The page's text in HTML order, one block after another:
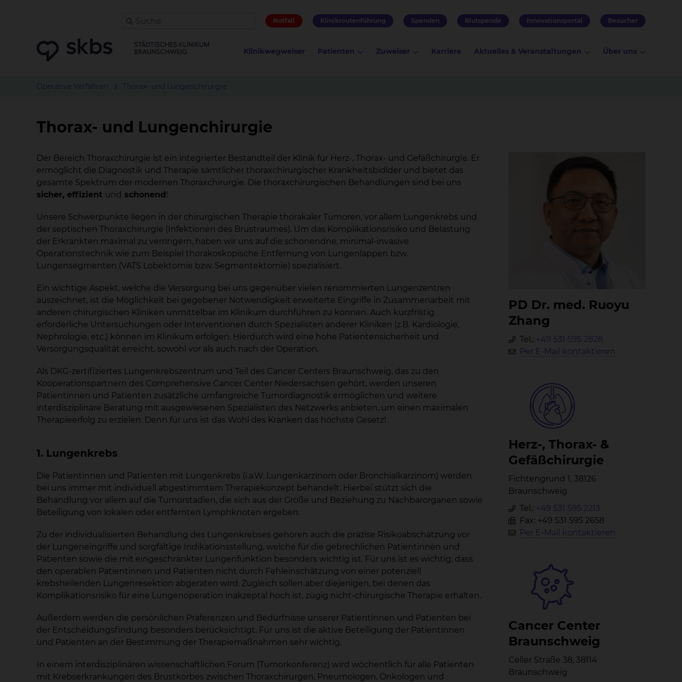
Notfall Klinikroutenführung Spenden Blutspende Innovationsportal Besucher
Klinikwegweiser Patienten Zuweiser Karriere Aktuelles & Veranstaltungen Über uns
Operative Verfahren Thorax- und Lungenchirurgie
Thorax- und Lungenchirurgie
PD Dr. med. Ruoyu
Zhang
Tel.: +49 531 595 2828
Per E-Mail kontaktieren
Herz-, Tho­rax- &
Ge­fäß­chir­ur­gie
Fichtengrund 1, 38126
Braunschweig
Tel.: +49 531 595 2213
Fax: +49 531 595 2658
Per E-Mail kontaktieren
Can­cer Cen­ter
Braun­schweig
Celler Straße 38, 38114
Braunschweig
Der Bereich Thoraxchirurgie ist ein integrierter Bestandteil der Klinik für Herz-, Thorax- und Gefäßchirurgie. Er
ermöglicht die Diagnostik und Therapie sämtlicher thoraxchirurgischer Krankheitsbidlder und bietet das
gesamte Spektrum der modernen Thoraxchirurgie. Die thoraxchirurgischen Behandlungen sind bei uns
sicher, effizient und schonend!
Unsere Schwerpunkte liegen in der chirurgischen Therapie thorakaler Tumoren, vor allem Lungenkrebs und
der septischen Thoraxchirurgie (Infektionen des Brustraumes). Um das Komplikationsrisiko und Belastung
der Erkrankten maximal zu verringern, haben wir uns auf die schonendne, minimal-invasive
Operationstechnik wie zum Beispiel thorakoskopische Entfernung von Lungenlappen bzw.
Lungensegmenten (VATS Lobektomie bzw. Segmentektomie) spezialisiert.
Ein wichtige Aspekt, welche die Versorgung bei uns gegenüber vielen renommierten Lungenzentren
auszeichnet, ist die Möglichkeit bei gegebener Notwendigkeit erweiterte Eingriffe in Zusammenarbeit mit
anderen chirurgischen Kliniken unmittelbar im Klinikum durchführen zu können. Auch kurzfristig
erforderliche Untersuchungen oder Interventionen durch Spezialisten anderer Kliniken (z.B. Kardiologie,
Nephrologie, etc.) können im Klinikum erfolgen. Hierdurch wird eine hohe Patientensicherheit und
Versorgungsqualität erreicht, sowohl vor als auch nach der Operation.
Als DKG-zertifiziertes Lungenkrebszentrum und Teil des Cancer Centers Braunschweig, das zu den
Kooperationspartnern des Comprehensive Cancer Center Niedersachsen gehört, werden unseren
Patientinnen und Patienten zusätzliche umfangreiche Tumordiagnostik ermöglichen und weitere
interdisziplinäre Beratung mit ausgewiesenen Spezialisten des Netzwerks anbieten, um einen maximalen
Therapieerfolg zu erzielen. Denn für uns ist das Wohl des Kranken das höchste Gesetz!
1. Lungenkrebs
Die Patientinnen und Patienten mit Lungenkrebs (i.a.W. Lungenkarzinom oder Bronchialkarzinom) werden
bei uns immer mit individuell abgestimmtem Therapiekonzept behandelt. Hierbei stützt sich die
Behandlung vor allem auf die Tumorstadien, die sich aus der Größe und Beziehung zu Nachbarorganen sowie
Beteiligung von lokalen oder entfernten Lymphknoten ergeben.
Zu der individualisierten Behandlung des Lungenkrebses gehören auch die präzise Risikoabschätzung vor
der Lungeneingriffe und sorgfältige Indikationsstellung, welche für die gebrechlichen Patientinnen und
Patienten sowie die mit eingeschränkter Lungenfunktion besonders wichtig ist. Für uns ist es wichtig, dass
den operablen Patientinnen und Patienten nicht durch Fehleinschätzung von einer potenziell
krebsheilenden Lungenresektion abgeraten wird. Zugleich sollen aber diejenigen, bei denen das
Komplikationsrisiko für eine Lungenoperation inakzeptal hoch ist, zügig nicht-chirurgische Therapie erhalten.
Außerdem werden die persönlichen Präferenzen und Bedürfnisse unserer Patientinnen und Patienten bei
der Entscheidungsfindung besonders berücksichtigt. Für uns ist die aktive Beteiligung der Patientinnen
und Patienten an der Bestimmung der Therapiemaßnahmen sehr wichtig.
In einem interdisziplinären wissenschaftlichen Forum (Tumorkonferenz) wird wöchentlich für alle Patienten
mit Krebserkrankungen des Brustkorbes zwischen Thoraxchirurgen, Pneumologen, Onkologen und